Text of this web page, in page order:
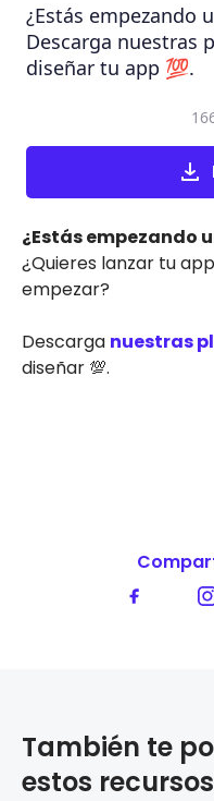
¿Estás empezando
Descarga nuestras
diseñar tu app 💯.
¿Estás empezando
¿Quieres lanzar tu
empezar?
Descarga nuestras
diseñar 💯.
También te
estos recursos